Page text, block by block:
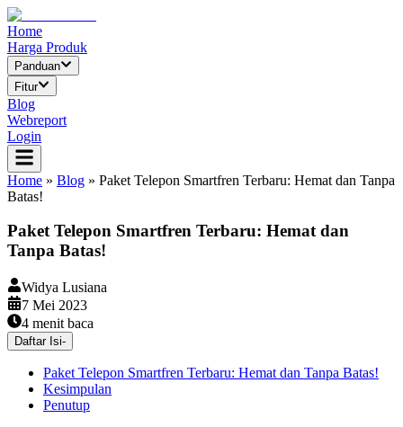
Home
Harga Produk
Panduan
Fitur
Blog
Webreport
Login
Home » Blog » Paket Telepon Smartfren Terbaru: Hemat dan Tanpa
Batas!
Paket Telepon Smartfren Terbaru: Hemat dan
Tanpa Batas!
Widya Lusiana
7 Mei 2023
4 menit baca
Daftar Isi-
Paket Telepon Smartfren Terbaru: Hemat dan Tanpa Batas!
Kesimpulan
Penutup